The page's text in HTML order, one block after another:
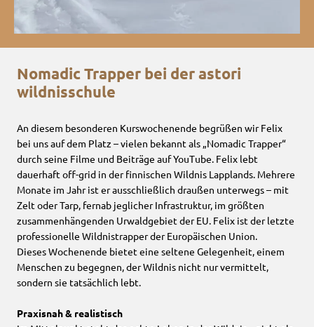
Nomadic Trapper bei der astori
wildnisschule
An diesem besonderen Kurswochenende begrüßen wir Felix
bei uns auf dem Platz – vielen bekannt als „Nomadic Trapper“
durch seine Filme und Beiträge auf YouTube. Felix lebt
dauerhaft off-grid in der finnischen Wildnis Lapplands. Mehrere
Monate im Jahr ist er ausschließlich draußen unterwegs – mit
Zelt oder Tarp, fernab jeglicher Infrastruktur, im größten
zusammenhängenden Urwaldgebiet der EU. Felix ist der letzte
professionelle Wildnistrapper der Europäischen Union.
Dieses Wochenende bietet eine seltene Gelegenheit, einem
Menschen zu begegnen, der Wildnis nicht nur vermittelt,
sondern sie tatsächlich lebt.
Praxisnah & realistisch